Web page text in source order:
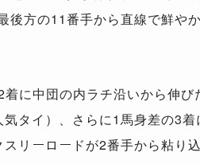
後方の11番手から直線で鮮や
に中団の内ラチ沿いから伸び
タイ）、さらに1馬身差の3着
リーロードが2番手から粘り込